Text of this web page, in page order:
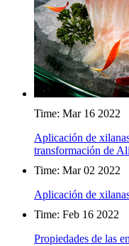
Time: Mar 16 2022
Aplicación de
transformación de
Time: Mar 02 2022
Aplicación de
Time: Feb 16 2022
Propiedades de las